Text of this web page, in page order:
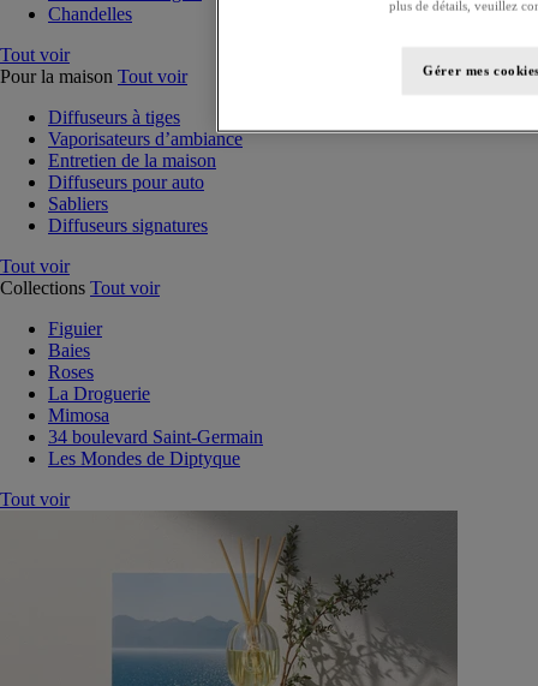
Chandelles
Tout voir
Pour la maison Tout voir
Diffuseurs à tiges
Vaporisateurs d’ambiance
Entretien de la maison
Diffuseurs pour auto
Sabliers
Diffuseurs signatures
Tout voir
Collections Tout voir
Figuier
Baies
Roses
La Droguerie
Mimosa
34 boulevard Saint-Germain
Les Mondes de Diptyque
Tout voir
plus de détails, veuillez
Gérer mes